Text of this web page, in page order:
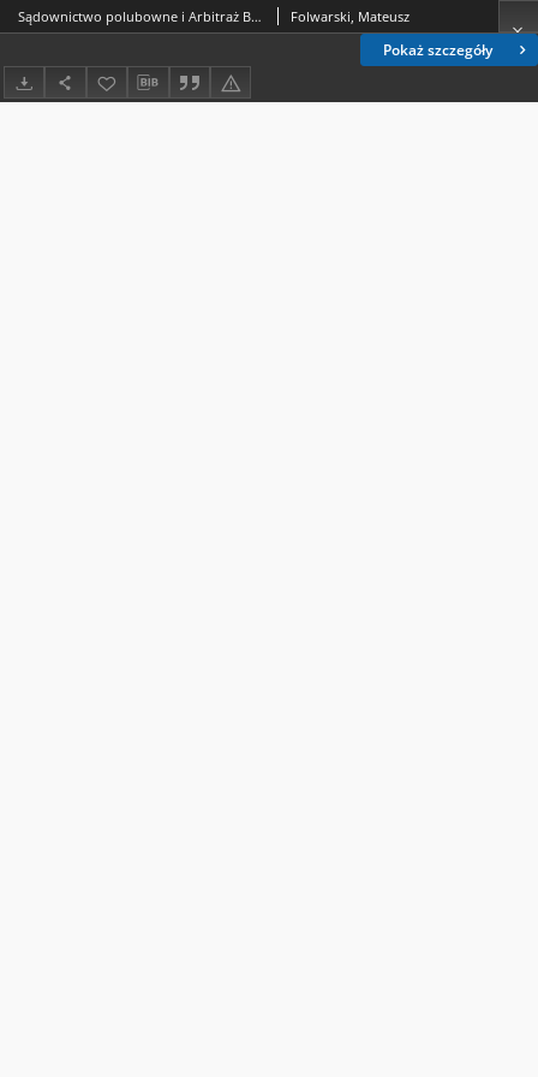
Pokaż szczegóły
Sądownictwo polubowne i Arbitraż Bankowy jako organy pomagające konsumentowi na rynku usług finansowych Folwarski, Mateusz